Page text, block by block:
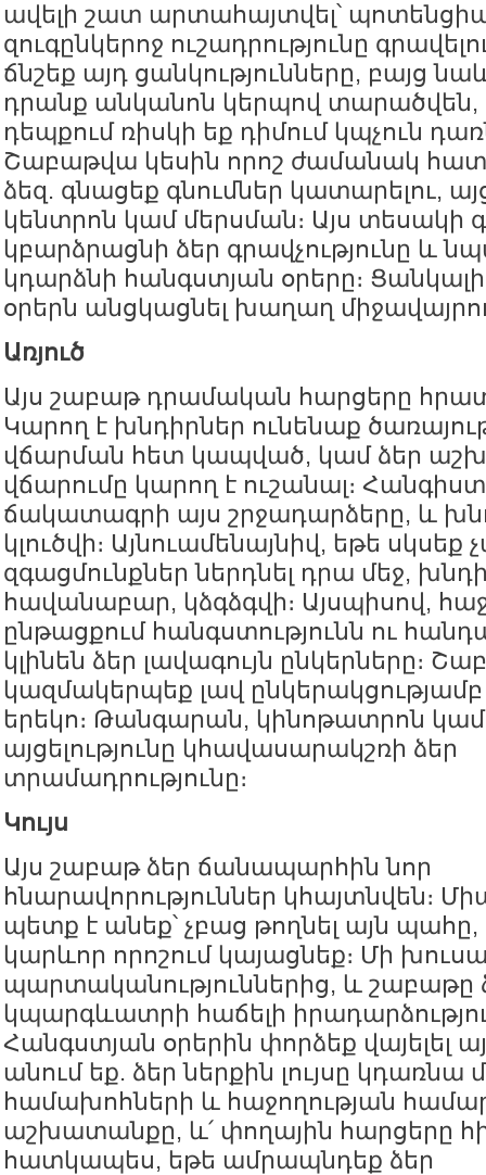
ավելի շատ արտահայտվել՝
զուգընկերոջ ուշադրությունը
ճնշեք այդ ցանկությունները, բայց
դրանք անկանոն կերպով
դեպքում ռիսկի եք դիմում կպչուն
Շաբաթվա կեսին որոշ ժամանակ
ձեզ. գնացեք գնումներ կատարելու,
կենտրոն կամ մերսման։ Այս տեսակի
կբարձրացնի ձեր գրավչությունը և
կդարձնի հանգստյան օրերը։
օրերն անցկացնել խաղաղ
Առյուծ
Այս շաբաթ դրամական հարցերը
Կարող է խնդիրներ ունենաք
վճարման հետ կապված, կամ ձեր
վճարումը կարող է ուշանալ։
ճակատագրի այս շրջադարձերը, և
կլուծվի։ Այնուամենայնիվ, եթե
զգացմունքներ ներդնել դրա մեջ,
հավանաբար, կձգձգվի։ Այսպիսով,
ընթացքում հանգստությունն ու
կլինեն ձեր լավագույն ընկերները։
կազմակերպեք լավ ընկերակցությամբ
երեկո։ Թանգարան, կինոթատրոն
այցելությունը կհավասարակշռի ձեր
տրամադրությունը։
Կույս
Այս շաբաթ ձեր ճանապարհին նոր
հնարավորություններ կհայտնվեն։
պետք է անեք՝ չբաց թողնել այն
կարևոր որոշում կայացնեք։ Մի
պարտականություններից, և շաբաթը
կպարգևատրի հաճելի
Հանգստյան օրերին փորձեք վայելել
անում եք. ձեր ներքին լույսը կդառնա
համախոհների և հաջողության
աշխատանքը, և՛ փողային հարցերը
հատկապես, եթե ամրապնդեք ձեր